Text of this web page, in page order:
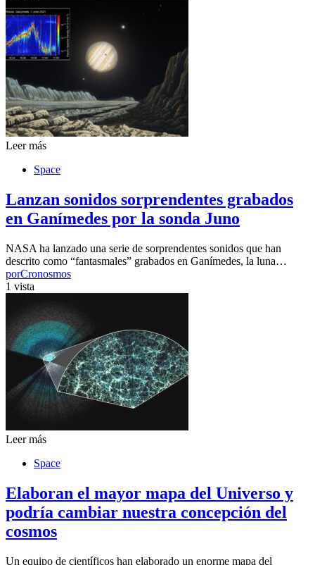
Leer más
Space
Lanzan sonidos sorprendentes grabados
en Ganímedes por la sonda Juno
NASA ha lanzado una serie de sorprendentes sonidos que han
descrito como “fantasmales” grabados en Ganímedes, la luna…
porCronosmos
1 vista
Leer más
Space
Elaboran el mayor mapa del Universo y
podría cambiar nuestra concepción del
cosmos
Un equipo de científicos han elaborado un enorme mapa del